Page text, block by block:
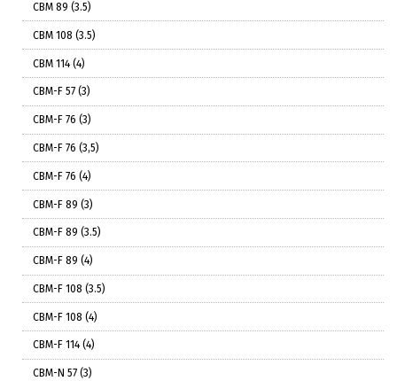
СВМ 89 (3.5)
СВМ 108 (3.5)
СВМ 114 (4)
СВМ-F 57 (3)
СВМ-F 76 (3)
СВМ-F 76 (3,5)
СВМ-F 76 (4)
СВМ-F 89 (3)
СВМ-F 89 (3.5)
СВМ-F 89 (4)
СВМ-F 108 (3.5)
СВМ-F 108 (4)
СВМ-F 114 (4)
СВМ-N 57 (3)